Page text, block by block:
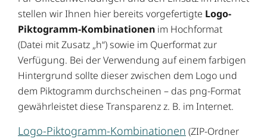
stellen wir Ihnen hier bereits vorgefertigte Logo-
Piktogramm-Kombinationen im Hochformat
(Datei mit Zusatz „h“) sowie im Querformat zur
Verfügung. Bei der Verwendung auf einem farbigen
Hintergrund sollte dieser zwischen dem Logo und
dem Piktogramm durchscheinen – das png-Format
gewährleistet diese Transparenz z. B. im Internet.
Logo-Piktogramm-Kombinationen (ZIP-Ordner